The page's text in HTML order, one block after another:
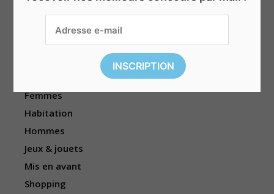
Électronique
Femmes
Habitation
Hommes
Jeux & jouets
Mis en avant
Shopping